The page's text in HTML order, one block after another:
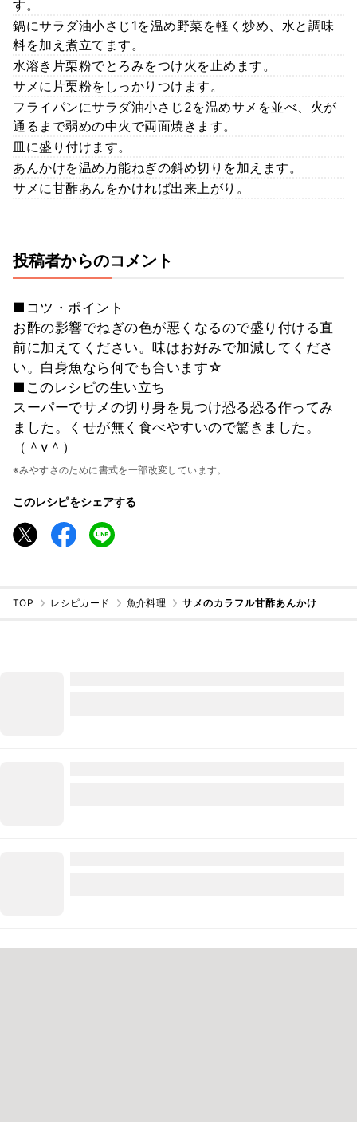
す。
鍋にサラダ油小さじ1を温め野菜を軽く炒め、水と調味
料を加え煮立てます。
水溶き片栗粉でとろみをつけ火を止めます。
サメに片栗粉をしっかりつけます。
フライパンにサラダ油小さじ2を温めサメを並べ、火が
通るまで弱めの中火で両面焼きます。
皿に盛り付けます。
あんかけを温め万能ねぎの斜め切りを加えます。
サメに甘酢あんをかければ出来上がり。
投稿者からのコメント
■コツ・ポイント
お酢の影響でねぎの色が悪くなるので盛り付ける直
前に加えてください。味はお好みで加減してくださ
い。白身魚なら何でも合います☆
■このレシピの生い立ち
スーパーでサメの切り身を見つけ恐る恐る作ってみ
ました。くせが無く食べやすいので驚きました。
（＾v＾）
※みやすさのために書式を一部改変しています。
このレシピをシェアする
TOP レシピカード 魚介料理 サメのカラフル甘酢あんかけ